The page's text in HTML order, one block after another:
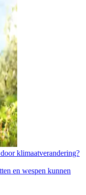
klimaatverandering?
en wespen kunnen